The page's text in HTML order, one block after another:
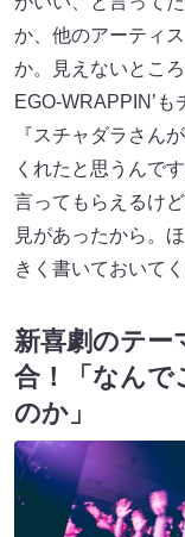
か、他のアーティ
か。見えないとこ
EGO-WRAPPIN’
『スチャダラさん
くれたと思うんで
言ってもらえるけ
見があったから。
きく書いておいて
新喜劇のテー
合！「なんで
のか」